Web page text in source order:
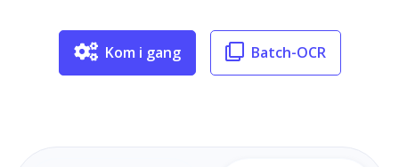
Kom i gang Batch-OCR